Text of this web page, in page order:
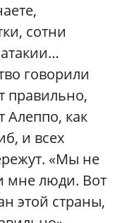
сотни
говорили
правильно,
Алеппо, как
и всех
«Мы не
мне люди. Вот
этой страны,